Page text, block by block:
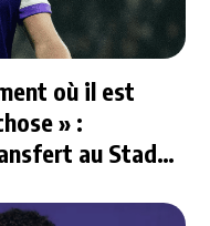
où il est
» :
au Stade